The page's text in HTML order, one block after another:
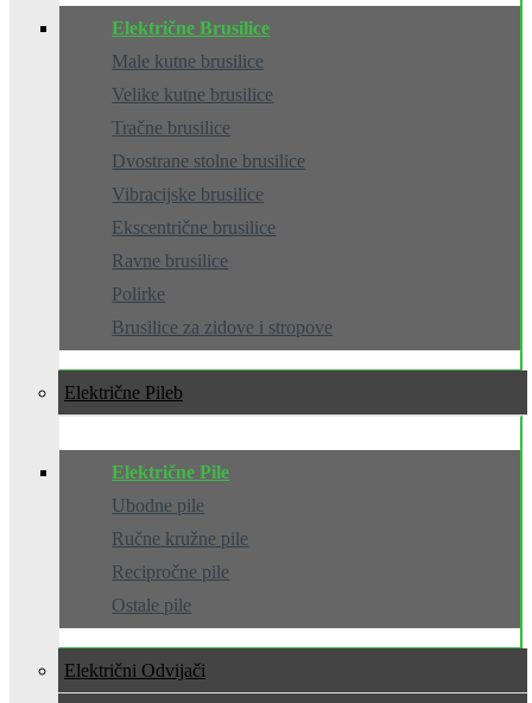
Električne Brusilice
Male kutne brusilice
Velike kutne brusilice
Tračne brusilice
Dvostrane stolne brusilice
Vibracijske brusilice
Ekscentrične brusilice
Ravne brusilice
Polirke
Brusilice za zidove i stropove
Električne Pile
Električne Pile
Ubodne pile
Ručne kružne pile
Recipročne pile
Ostale pile
Električni Odvijači